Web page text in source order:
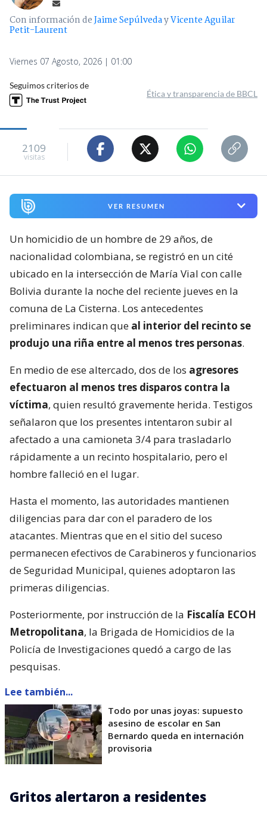
Con información deJaime SepúlvedayVicente Aguilar
Petit-Laurent
Viernes 07 Agosto, 2026 | 01:00
Seguimos criterios de
Ética y transparencia de BBCL
2109
visitas
VER RESUMEN
Un homicidio de un hombre de 29 años, de
nacionalidad colombiana, se registró en un cité
ubicado en la intersección de María Vial con calle
Bolivia durante la noche del reciente jueves en la
comuna de La Cisterna. Los antecedentes
preliminares indican que al interior del recinto se
produjo una riña entre al menos tres personas.
En medio de ese altercado, dos de los agresores
efectuaron al menos tres disparos contra la
víctima, quien resultó gravemente herida. Testigos
señalaron que los presentes intentaron subir al
afectado a una camioneta 3/4 para trasladarlo
rápidamente a un recinto hospitalario, pero el
hombre falleció en el lugar.
Hasta el momento, las autoridades mantienen
diligencias para dar con el paradero de los
atacantes. Mientras que en el sitio del suceso
permanecen efectivos de Carabineros y funcionarios
de Seguridad Municipal, quienes adoptaron las
primeras diligencias.
Posteriormente, por instrucción de la Fiscalía ECOH
Metropolitana, la Brigada de Homicidios de la
Policía de Investigaciones quedó a cargo de las
pesquisas.
Lee también...
Todo por unas joyas: supuesto
asesino de escolar en San
Bernardo queda en internación
provisoria
Gritos alertaron a residentes